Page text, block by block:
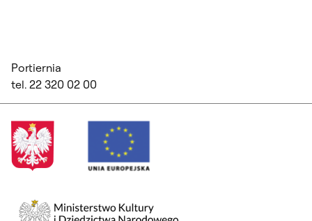
Portiernia
tel. 22 320 02 00